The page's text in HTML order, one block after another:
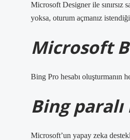
Microsoft Designer ile sınırsız
yoksa, oturum açmanız
Microsoft
Bing Pro hesabı oluşturmanın
Bing paralı
Microsoft’un yapay zeka